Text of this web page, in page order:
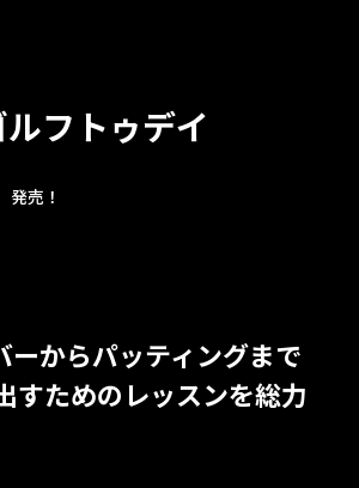
フトゥデイ
発売！
ーからパッティングまで
すためのレッスンを総力